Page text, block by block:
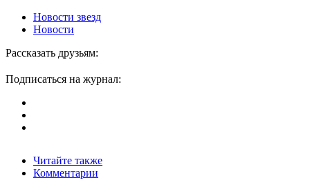
Новости звезд
Новости
Рассказать друзьям:
Подписаться на журнал:
Читайте также
Комментарии